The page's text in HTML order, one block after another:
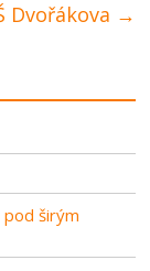
Dvořákova →
pod širým